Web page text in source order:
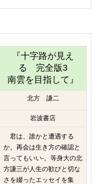
『十字路が見え
る 完全版3
南雲を目指して』
北方 謙二
岩波書店
君は、誰かと遭遇する
か。再会は生き方の確認と
言ってもいい-。等身大の北
方謙三が人生の歓びと切な
さを綴ったエッセイを集